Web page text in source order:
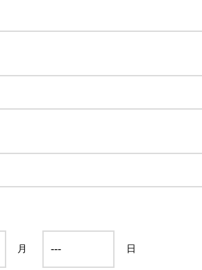
月 日